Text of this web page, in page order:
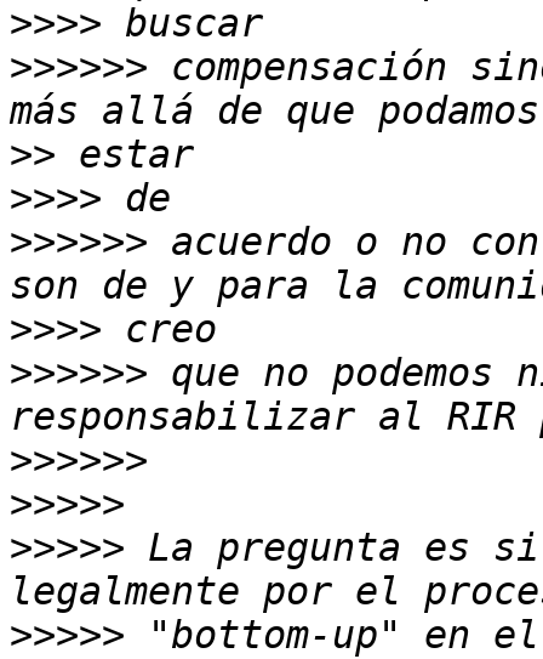
>>>>
>>>>>> compensación
>>
>>>>
>>>>>> acuerdo o no
>>>>
>>>>>> que no podemos
>>>>>>
>>>>>
>>>>> La pregunta es si
>>>>> "bottom-up" en